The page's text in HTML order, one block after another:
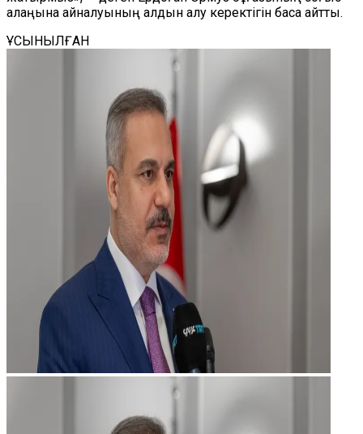
алаңына айналуының алдын алу керектігін баса айтты.
ҰСЫНЫЛҒАН